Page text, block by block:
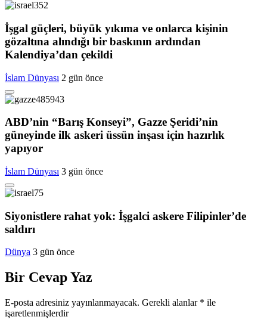
İşgal güçleri, büyük yıkıma ve onlarca kişinin
gözaltına alındığı bir baskının ardından
Kalendiya’dan çekildi
İslam Dünyası 2 gün önce
ABD’nin “Barış Konseyi”, Gazze Şeridi’nin
güneyinde ilk askeri üssün inşası için hazırlık
yapıyor
İslam Dünyası 3 gün önce
Siyonistlere rahat yok: İşgalci askere Filipinler’de
saldırı
Dünya 3 gün önce
Bir Cevap Yaz
E-posta adresiniz yayınlanmayacak. Gerekli alanlar * ile
işaretlenmişlerdir